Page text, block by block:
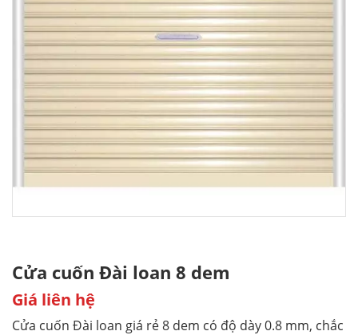
Cửa cuốn Đài loan 8 dem
Giá liên hệ
Cửa cuốn Đài loan giá rẻ 8 dem có độ dày 0.8 mm, chắc